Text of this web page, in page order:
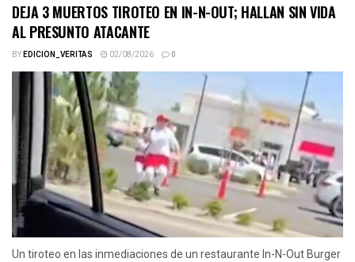
DEJA 3 MUERTOS TIROTEO EN IN-N-OUT; HALLAN SIN VIDA
AL PRESUNTO ATACANTE
BYEDICION_VERITAS 02/08/2026 0
Un tiroteo en las inmediaciones de un restaurante In-N-Out Burger